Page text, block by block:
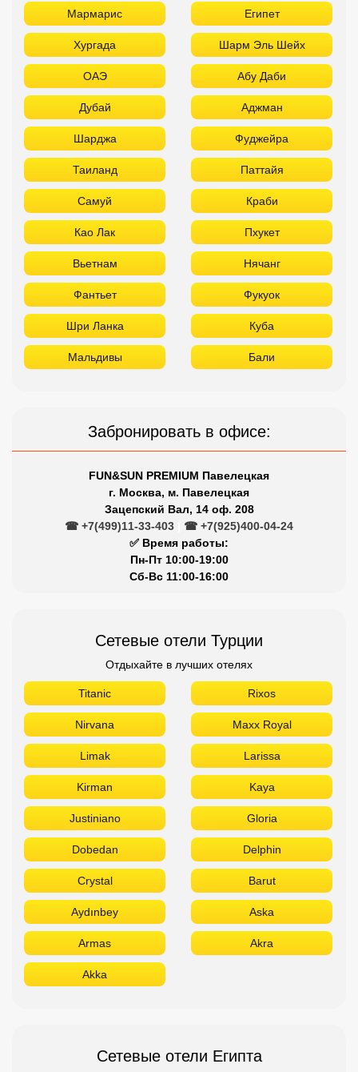
Мармарис Египет
Хургада Шарм Эль Шейх
ОАЭ Абу Даби
Дубай Аджман
Шарджа Фуджейра
Таиланд Паттайя
Самуй Краби
Као Лак Пхукет
Вьетнам Нячанг
Фантьет Фукуок
Шри Ланка Куба
Мальдивы Бали
Забронировать в офисе:
FUN&SUN PREMIUM Павелецкая
г. Москва, м. Павелецкая
Зацепский Вал, 14 оф. 208
☎ +7(499)11-33-403
☎ +7(925)400-04-24
✅ Время работы:
Пн-Пт 10:00-19:00
Сб-Вс 11:00-16:00
Сетевые отели Турции
Отдыхайте в лучших отелях
Titanic Rixos
Nirvana Maxx Royal
Limak Larissa
Kirman Kaya
Justiniano Gloria
Dobedan Delphin
Crystal Barut
Aydınbey Aska
Armas Akra
Akka
Сетевые отели Египта